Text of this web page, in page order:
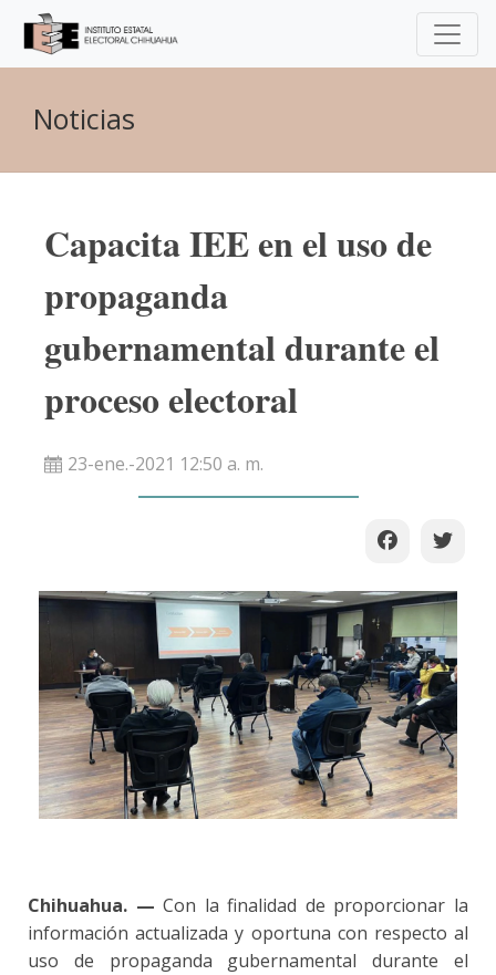
Noticias
Capacita IEE en el uso de
propaganda
gubernamental durante el
proceso electoral
23-ene.-2021 12:50 a. m.
Chihuahua. — Con la finalidad de proporcionar la
información actualizada y oportuna con respecto al
uso de propaganda gubernamental durante el